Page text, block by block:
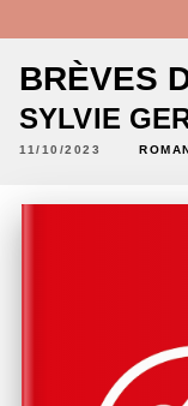
BRÈVES
SYLVIE
11/10/2023